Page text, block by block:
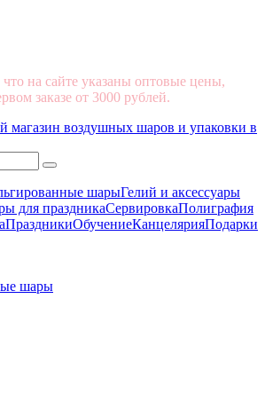
на сайте указаны оптовые цены,
заказе от 3000 рублей.
шарыГелий и аксессуары
для праздникаСервировкаПолиграфия
ПраздникиОбучениеКанцелярияПодарки
шары